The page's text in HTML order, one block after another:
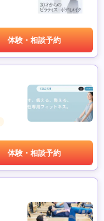
体験・相談予約
体験・相談予約